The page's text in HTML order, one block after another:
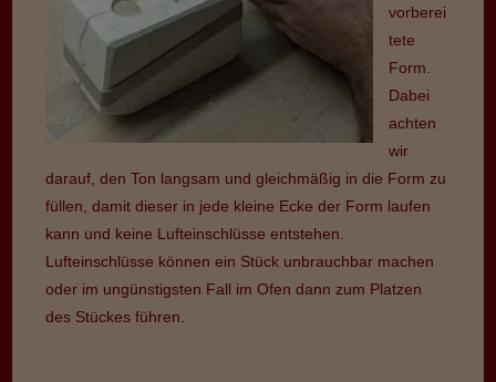
vorberei
tete
Form.
Dabei
achten
wir
darauf, den Ton langsam und gleichmäßig in die Form zu
füllen, damit dieser in jede kleine Ecke der Form laufen
kann und keine Lufteinschlüsse entstehen.
Lufteinschlüsse können ein Stück unbrauchbar machen
oder im ungünstigsten Fall im Ofen dann zum Platzen
des Stückes führen.